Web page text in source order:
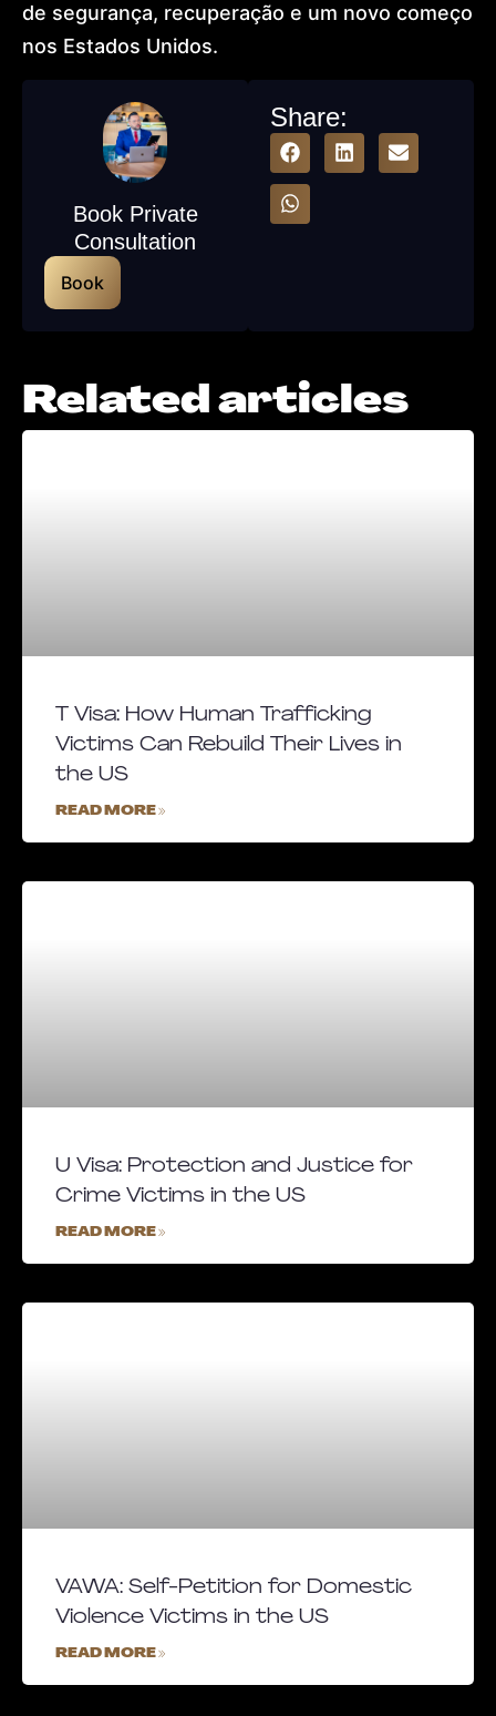
Book Private
Consultation
Book
Share:
de segurança, recuperação e um novo começo
nos Estados Unidos.
Related articles
T Visa: How Human Trafficking
Victims Can Rebuild Their Lives in
the US
READ MORE »
U Visa: Protection and Justice for
Crime Victims in the US
READ MORE »
VAWA: Self-Petition for Domestic
Violence Victims in the US
READ MORE »